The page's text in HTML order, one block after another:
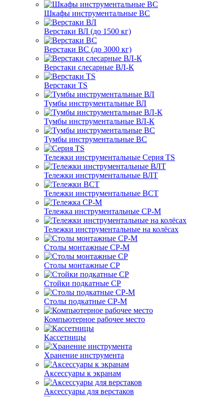
Шкафы инструментальные ВС
Верстаки ВЛ (до 1500 кг)
Верстаки ВС (до 3000 кг)
Верстаки слесарные ВЛ-К
Верстаки TS
Тумбы инструментальные ВЛ
Тумбы инструментальные ВЛ-К
Тумбы инструментальные ВС
Тележки инструментальные Серия TS
Тележки инструментальные ВЛТ
Тележки инструментальные ВСТ
Тележка инструментальные СР-М
Тележки инструментальные на колёсах
Столы монтажные СР-М
Столы монтажные СР
Стойки подкатные СР
Столы подкатные СР-М
Компьютерное рабочее место
Кассетницы
Хранение инструмента
Аксессуары к экранам
Аксессуары для верстаков